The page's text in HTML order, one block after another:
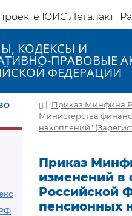
ЮИС Легалакт
КОДЕКСЫ И
ПРАВОВЫЕ
ФЕДЕРАЦИИ
| Приказ Минфина
Министерства
накоплений"
Приказ
изменений в
Российской
пенсионных